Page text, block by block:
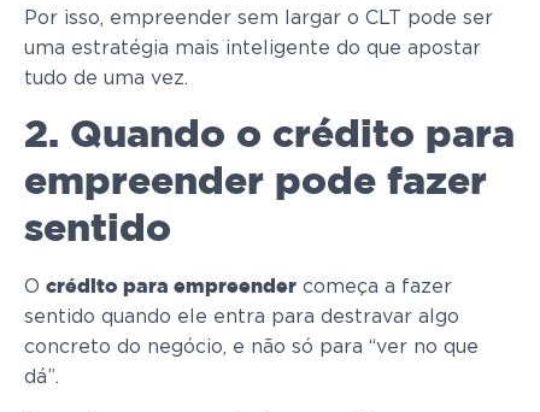
Por isso, empreender sem largar o CLT pode ser
uma estratégia mais inteligente do que apostar
tudo de uma vez.
2. Quando o crédito para
empreender pode fazer
sentido
O crédito para empreender começa a fazer
sentido quando ele entra para destravar algo
concreto do negócio, e não só para “ver no que
dá”.